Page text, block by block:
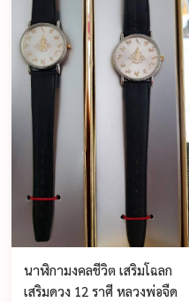
นาฬิกามงคลชีวิต เสริมโฉลก
เสริมดวง 12 ราศี หลวงพ่อจืด